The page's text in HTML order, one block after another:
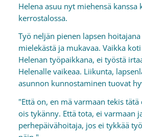
Helena asuu nyt miehensä kanssa
kerrostalossa.
Työ neljän pienen lapsen
mielekästä ja mukavaa. Vaikka
Helenan työpaikkana, ei työstä
Helenalle vaikeaa. Liikunta,
asunnon kunnostaminen tuovat
"Että on, en mä varmaan tekis tätä
ois tykänny. Että tota, ei varmaan
perhepäivähoitaja, jos ei tykkää